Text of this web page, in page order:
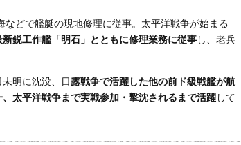
どで艦艇の現地修理に従事。太平洋戦争が始まる
新鋭工作艦「明石」とともに修理業務に従事し、老兵
明に沈没、日露戦争で活躍した他の前ド級戦艦が航
太平洋戦争まで実戦参加・撃沈されるまで活躍して